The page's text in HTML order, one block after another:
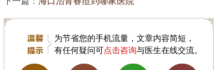
为节省您的手机流量，文章内容简短，
有任何疑问可点击咨询与医生在线交流。